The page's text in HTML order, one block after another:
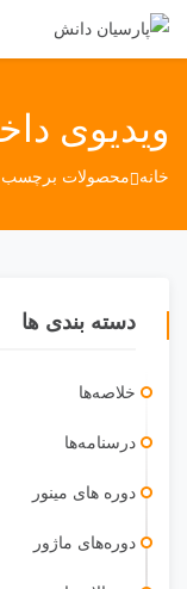
ویدیوی
خانه محصولات برچسب
دسته بندی ها
خلاصه‌ها
درسنامه‌ها
دوره ‎های مینور
دوره‌های ماژور